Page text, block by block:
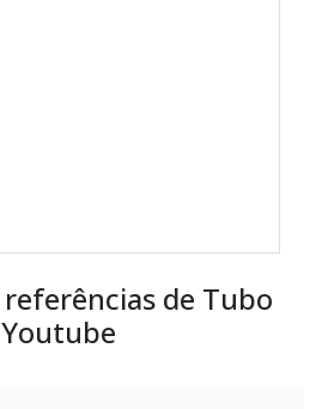
de Tubo